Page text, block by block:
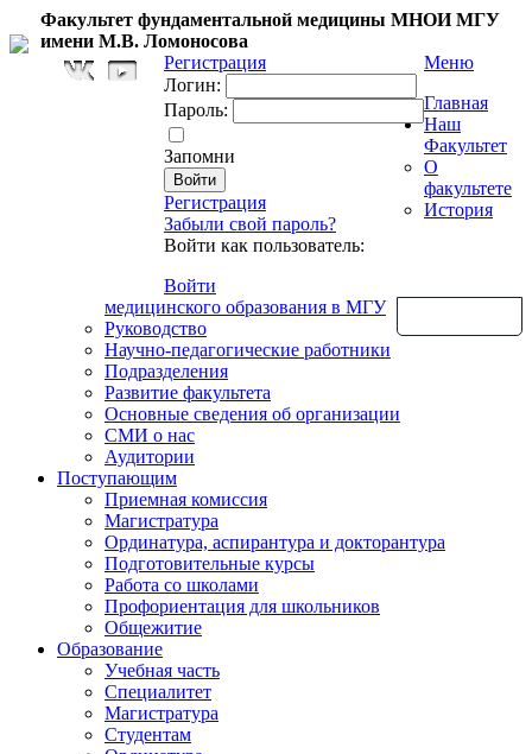
Факультет фундаментальной медицины МНОИ МГУ
имени М.В. Ломоносова
Регистрация
Логин:
Пароль:
Запомни
Регистрация
Забыли свой пароль?
Войти как пользователь:
Войти
Меню
Главная
Наш
Факультет
О
факультете
История
медицинского образования в МГУ
Руководство
Научно-педагогические работники
Подразделения
Развитие факультета
Основные сведения об организации
СМИ о нас
Аудитории
Поступающим
Приемная комиссия
Магистратура
Ординатура, аспирантура и докторантура
Подготовительные курсы
Работа со школами
Профориентация для школьников
Общежитие
Образование
Учебная часть
Специалитет
Магистратура
Студентам